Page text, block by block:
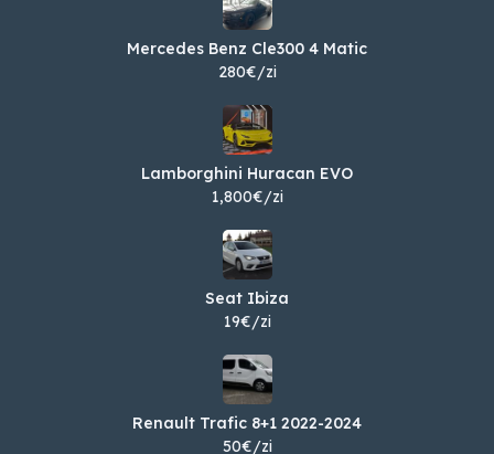
Mercedes Benz Cle300 4 Matic
280€/zi
Lamborghini Huracan EVO
1,800€/zi
Seat Ibiza
19€/zi
Renault Trafic 8+1 2022-2024
50€/zi